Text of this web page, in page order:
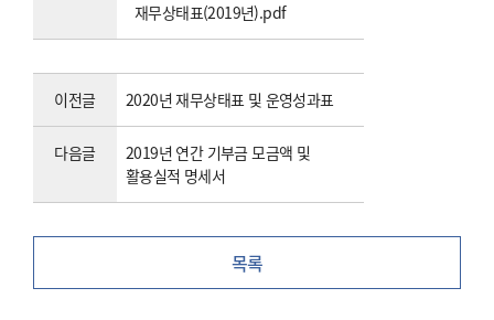
재무상태표(2019년).pdf
이전글 2020년 재무상태표 및 운영성과표
다음글
2019년 연간 기부금 모금액 및
활용실적 명세서
목록